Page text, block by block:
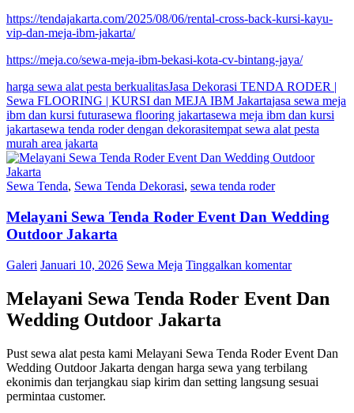
https://tendajakarta.com/2025/08/06/rental-cross-back-kursi-kayu-
vip-dan-meja-ibm-jakarta/
https://meja.co/sewa-meja-ibm-bekasi-kota-cv-bintang-jaya/
harga sewa alat pesta berkualitasJasa Dekorasi TENDA RODER |
Sewa FLOORING | KURSI dan MEJA IBM Jakartajasa sewa meja
ibm dan kursi futurasewa flooring jakartasewa meja ibm dan kursi
jakartasewa tenda roder dengan dekorasitempat sewa alat pesta
murah area jakarta
Sewa Tenda, Sewa Tenda Dekorasi, sewa tenda roder
Melayani Sewa Tenda Roder Event Dan Wedding
Outdoor Jakarta
Galeri Januari 10, 2026 Sewa Meja Tinggalkan komentar
Melayani Sewa Tenda Roder Event Dan
Wedding Outdoor Jakarta
Pust sewa alat pesta kami Melayani Sewa Tenda Roder Event Dan
Wedding Outdoor Jakarta dengan harga sewa yang terbilang
ekonimis dan terjangkau siap kirim dan setting langsung sesuai
permintaa customer.